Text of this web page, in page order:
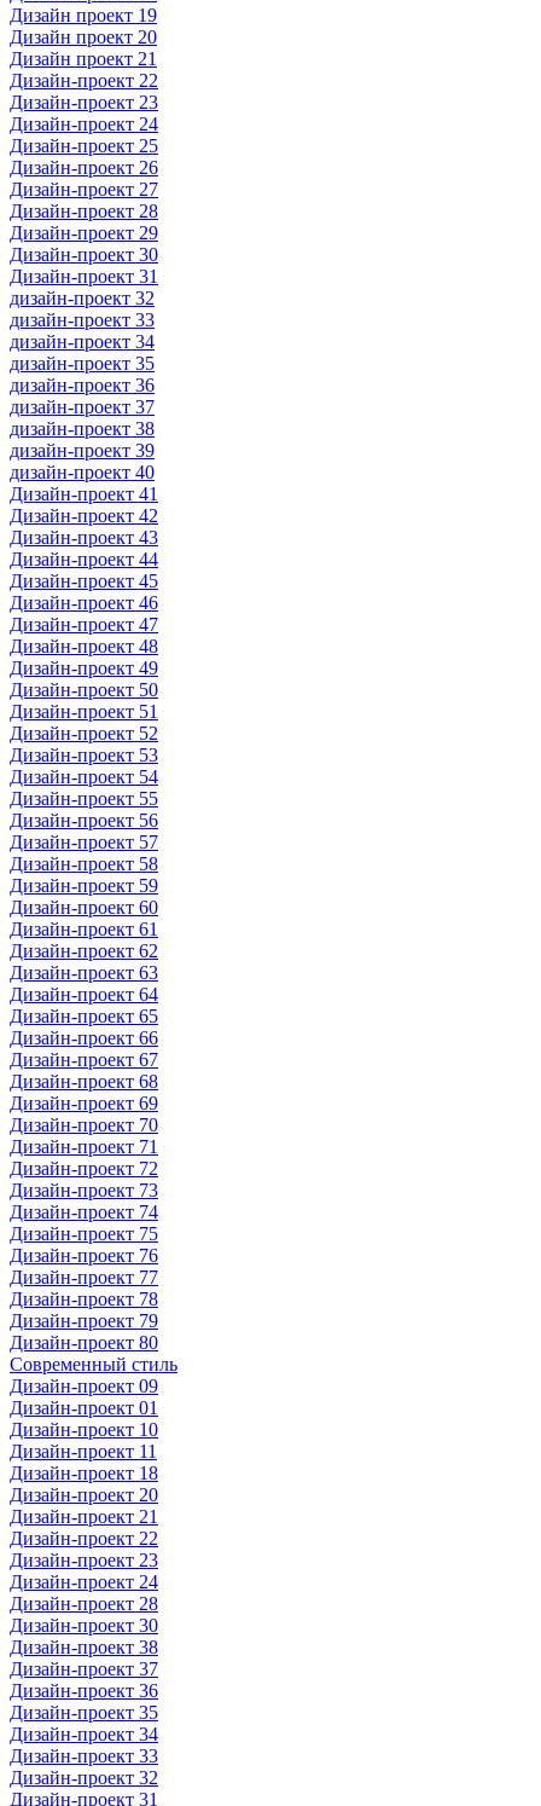
Дизайн проект 19
Дизайн проект 20
Дизайн проект 21
Дизайн-проект 22
Дизайн-проект 23
Дизайн-проект 24
Дизайн-проект 25
Дизайн-проект 26
Дизайн-проект 27
Дизайн-проект 28
Дизайн-проект 29
Дизайн-проект 30
Дизайн-проект 31
дизайн-проект 32
дизайн-проект 33
дизайн-проект 34
дизайн-проект 35
дизайн-проект 36
дизайн-проект 37
дизайн-проект 38
дизайн-проект 39
дизайн-проект 40
Дизайн-проект 41
Дизайн-проект 42
Дизайн-проект 43
Дизайн-проект 44
Дизайн-проект 45
Дизайн-проект 46
Дизайн-проект 47
Дизайн-проект 48
Дизайн-проект 49
Дизайн-проект 50
Дизайн-проект 51
Дизайн-проект 52
Дизайн-проект 53
Дизайн-проект 54
Дизайн-проект 55
Дизайн-проект 56
Дизайн-проект 57
Дизайн-проект 58
Дизайн-проект 59
Дизайн-проект 60
Дизайн-проект 61
Дизайн-проект 62
Дизайн-проект 63
Дизайн-проект 64
Дизайн-проект 65
Дизайн-проект 66
Дизайн-проект 67
Дизайн-проект 68
Дизайн-проект 69
Дизайн-проект 70
Дизайн-проект 71
Дизайн-проект 72
Дизайн-проект 73
Дизайн-проект 74
Дизайн-проект 75
Дизайн-проект 76
Дизайн-проект 77
Дизайн-проект 78
Дизайн-проект 79
Дизайн-проект 80
Современный стиль
Дизайн-проект 09
Дизайн-проект 01
Дизайн-проект 10
Дизайн-проект 11
Дизайн-проект 18
Дизайн-проект 20
Дизайн-проект 21
Дизайн-проект 22
Дизайн-проект 23
Дизайн-проект 24
Дизайн-проект 28
Дизайн-проект 30
Дизайн-проект 38
Дизайн-проект 37
Дизайн-проект 36
Дизайн-проект 35
Дизайн-проект 34
Дизайн-проект 33
Дизайн-проект 32
Дизайн-проект 31